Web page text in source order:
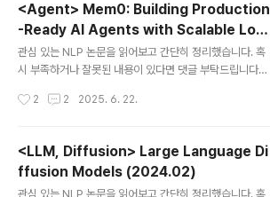
아즈랑 투빅스였는데 졸업한 아저씨가 활동할 수 있는 건
아니었어서.. 아쉬웠던 기억이 있습니다. 인공지능에 몸을
담기 시작한 이후 알게 된 친구 한 명이 투빅스에서 활동한
적이 있어서해당 동아리에서 활동하는 분들 몇을 알게 되
장인이고 인공지능 업계는 참 좁은 것 같습니다 😅) 저희
<Agent> Mem0: Building Production
-Ready AI Agents with Scalable Lon
g-Term Memory (2025.04)
관심 있는 NLP 논문을 읽어보고 간단히 정리했습니다. 혹
시 부족하거나 잘못된 내용이 있다면 댓글 부탁드립니다
temporal, multi-hop, open-domain 카테고리로 me
Mem0(g) 제안- memory 업데이트, 추가 등 관리 전반
에 LLM을 활용한다는 특징 출처 : https://arxiv.org/ab
s/2504.19413v11. IntroductionLLM은 학습이 끝난
2 2 2025. 6. 22.
<LLM, Diffusion> Large Language Di
ffusion Models (2024.02)
관심 있는 NLP 논문을 읽어보고 간단히 정리했습니다. 혹